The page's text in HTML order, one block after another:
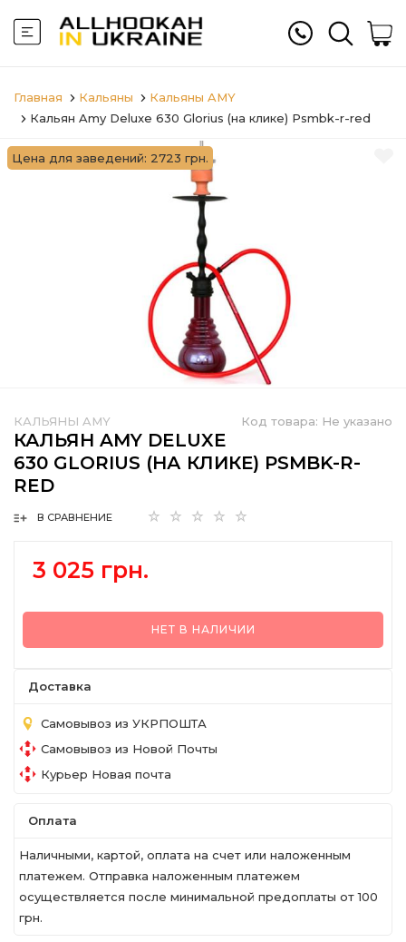
Главная Кальяны
Кальяны AMY
Кальян Amy Deluxe 630 Glorius (на клике) Psmbk-r-red
Цена для заведений: 2723 грн.
Код товара: Не указано
КАЛЬЯНЫ AMY
КАЛЬЯН AMY DELUXE
630 GLORIUS (НА КЛИКЕ) PSMBK-R-
RED
В СРАВНЕНИЕ
3 025 грн.
НЕТ В НАЛИЧИИ
Доставка
Самовывоз из УКРПОШТА
Самовывоз из Новой Почты
Курьер Новая почта
Оплата
Наличными, картой, оплата на счет или наложенным
платежем. Отправка наложенным платежем
осуществляется после минимальной предоплаты от 100
грн.